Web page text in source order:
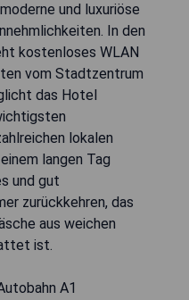
und luxuriöse
In den
kostenloses WLAN
vom Stadtzentrum
das Hotel
lokalen
langen Tag
und gut
zurückkehren, das
aus weichen
ist.
A1